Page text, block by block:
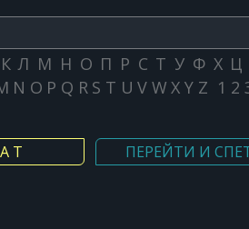
К Л М Н О П Р С Т У Ф Х Ц
N O P Q R S T U V W X Y Z 1 2
T ПЕРЕЙТИ И